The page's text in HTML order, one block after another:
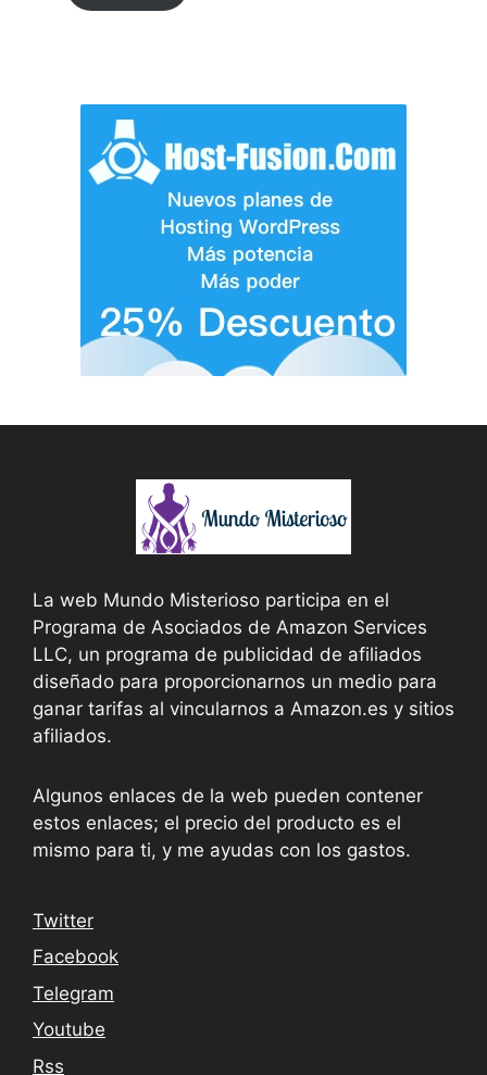
La web Mundo Misterioso participa en el
Programa de Asociados de Amazon Services
LLC, un programa de publicidad de afiliados
diseñado para proporcionarnos un medio para
ganar tarifas al vincularnos a Amazon.es y sitios
afiliados.
Algunos enlaces de la web pueden contener
estos enlaces; el precio del producto es el
mismo para ti, y me ayudas con los gastos.
Twitter
Facebook
Telegram
Youtube
Rss